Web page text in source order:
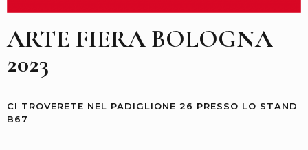
ARTE FIERA BOLOGNA
2023
CI TROVERETE NEL PADIGLIONE 26 PRESSO LO STAND
B67